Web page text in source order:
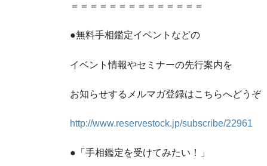
＝＝＝＝＝＝＝＝＝＝＝＝＝＝
●無料手相鑑定イベントなどの
イベント情報やセミナーの先行案内を
お知らせするメルマガ登録はこちらへどうぞ
http://www.reservestock.jp/subscribe/22961
●「手相鑑定を受けてみたい！」